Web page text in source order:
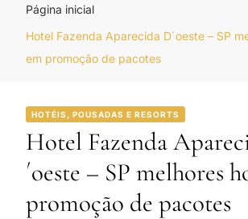
Página inicial
Hotel Fazenda Aparecida D´oeste – SP
em promoção de pacotes
HOTÉIS, POUSADAS E RESORTS
Hotel Fazenda
´oeste – SP melhores
promoção de pacotes